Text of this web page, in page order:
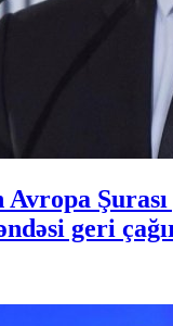
Şurası
geri